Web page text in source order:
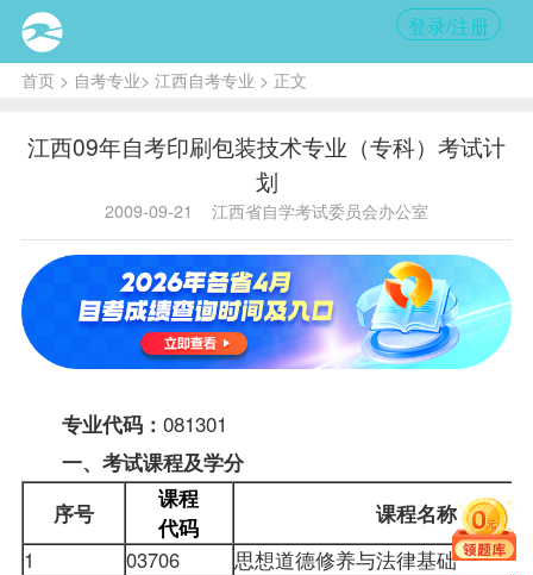
登录/注册
首页> 自考专业> 江西自考专业 > 正文
江西09年自考印刷包装技术专业（专科）考试计
划
2009-09-21 江西省自学考试委员会办公室
专业代码： 081301
一、考试课程及学分
序号
课程
代码
课程名称
1
03706
思想道德修养与法律基础